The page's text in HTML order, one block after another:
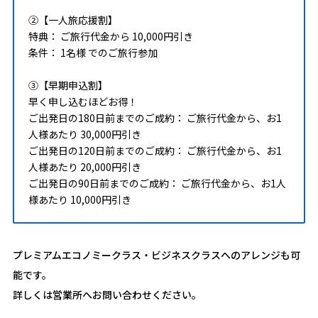
②【一人旅応援割】
特典： ご旅行代金から 10,000円引き
条件： 1名様 でのご旅行参加
③【早期申込割】
早く申し込むほどお得！
ご出発日の180日前までのご成約： ご旅行代金から、お1
人様あたり 30,000円引き
ご出発日の120日前までのご成約： ご旅行代金から、お1
人様あたり 20,000円引き
ご出発日の90日前までのご成約： ご旅行代金から、お1人
様あたり 10,000円引き
プレミアムエコノミークラス・ビジネスクラスへのアレンジも可
能です。
詳しくは営業所へお問い合わせください。